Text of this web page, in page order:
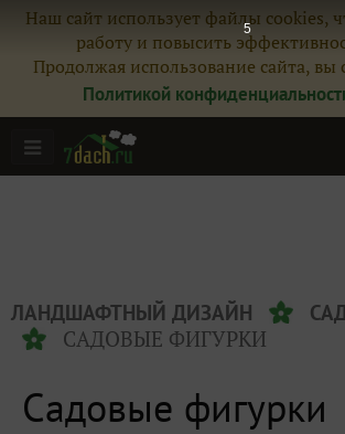
Наш сайт использует файлы cookies,
работу и повысить
Продолжая использование сайта, вы
Политикой
ЛАНДШАФТНЫЙ ДИЗАЙН
САДОВЫЕ ФИГУРКИ
Садовые фигурки
5